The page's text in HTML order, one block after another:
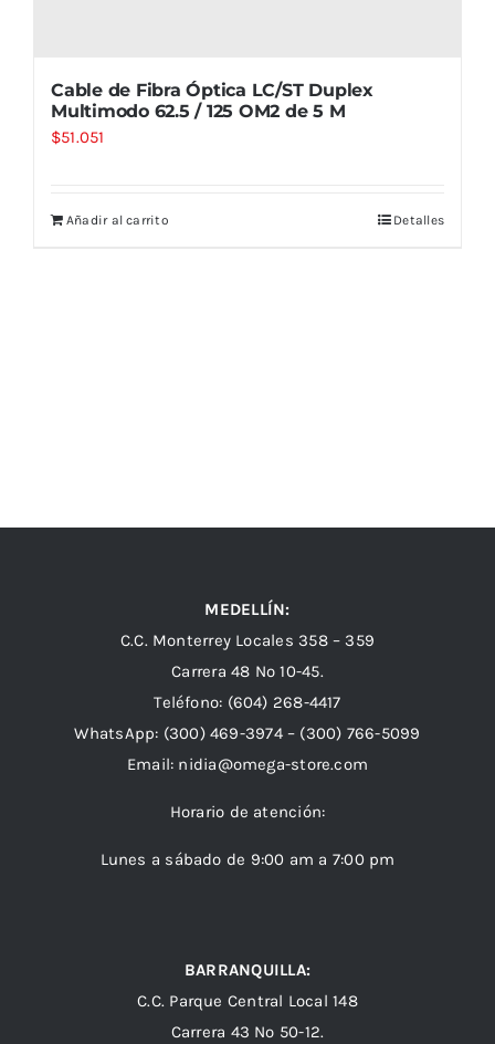
Cable de Fibra Óptica LC/ST Duplex
Multimodo 62.5 / 125 OM2 de 5 M
$51.051
Añadir al carrito Detalles
MEDELLÍN:
C.C. Monterrey Locales 358 – 359
Carrera 48 Nº 10-45.
Teléfono: (604) 268-4417
WhatsApp: (300) 469-3974 – (300) 766-5099
Email: nidia@omega-store.com
Horario de atención:
Lunes a sábado de 9:00 am a 7:00 pm
BARRANQUILLA:
C.C. Parque Central Local 148
Carrera 43 Nº 50-12.